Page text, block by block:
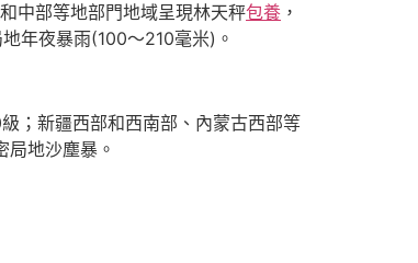
和中部等地部門地域呈現林天秤包養 ，
年夜暴雨(100～210毫米)。
；新疆西部和西南部、內蒙古西部等
局地沙塵暴。